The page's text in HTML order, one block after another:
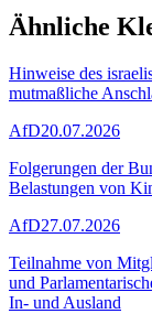
Ähnliche
Hinweise des
mutmaßliche
AfD20.07.2026
Folgerungen der
Belastungen von
AfD27.07.2026
Teilnahme von
und
In- und Ausland